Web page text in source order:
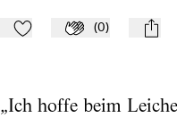
Zu Mein-TdZ hinzufügen
Applaudieren
(0) mail
„Ich hoffe beim